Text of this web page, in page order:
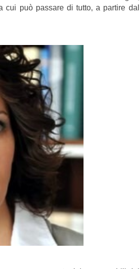
cui può passare di tutto, a partire dal